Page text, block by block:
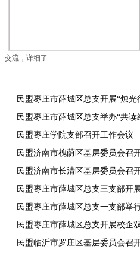
交流，详细了..
民盟枣庄市薛城区总支开展“烛光
民盟枣庄学院支部召开工作会议
民盟枣庄市薛城区总支开展校企
民盟临沂市罗庄区基层委员会召